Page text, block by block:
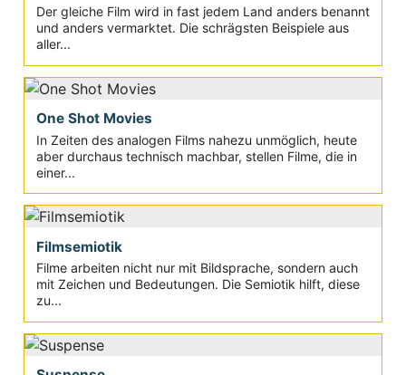
Der gleiche Film wird in fast jedem Land anders benannt
und anders vermarktet. Die schrägsten Beispiele aus
aller...
One Shot Movies
In Zeiten des analogen Films nahezu unmöglich, heute
aber durchaus technisch machbar, stellen Filme, die in
einer...
Filmsemiotik
Filme arbeiten nicht nur mit Bildsprache, sondern auch
mit Zeichen und Bedeutungen. Die Semiotik hilft, diese
zu...